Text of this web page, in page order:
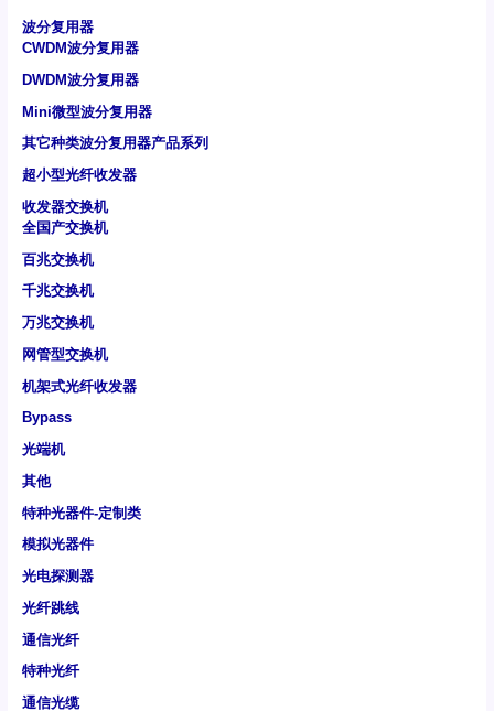
波分复用器
CWDM波分复用器
DWDM波分复用器
Mini微型波分复用器
其它种类波分复用器产品系列
超小型光纤收发器
收发器交换机
全国产交换机
百兆交换机
千兆交换机
万兆交换机
网管型交换机
机架式光纤收发器
Bypass
光端机
其他
特种光器件-定制类
模拟光器件
光电探测器
光纤跳线
通信光纤
特种光纤
通信光缆